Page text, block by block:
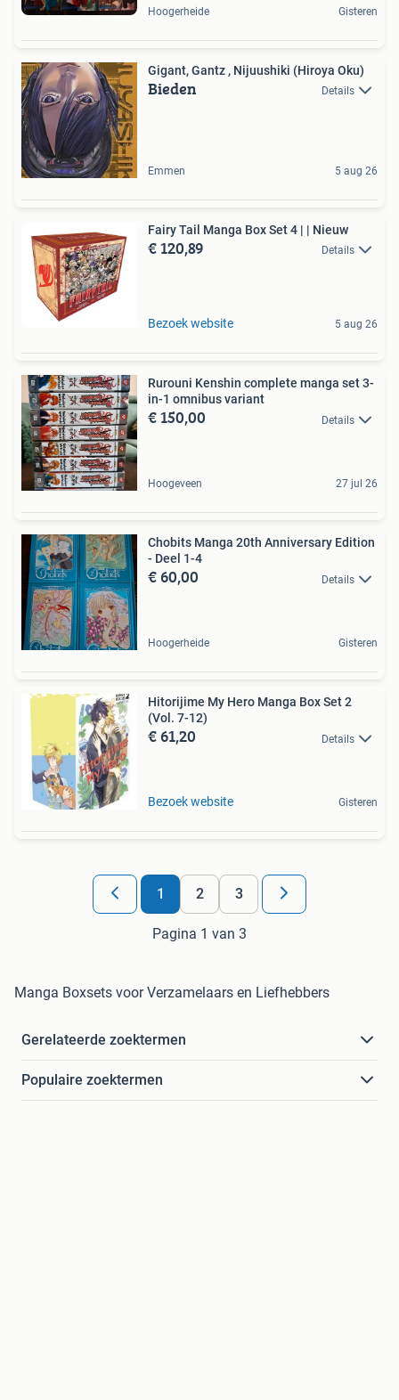
Hoogerheide Gisteren
Gigant, Gantz , Nijuushiki (Hiroya Oku)
Bieden Details
Emmen 5 aug 26
Fairy Tail Manga Box Set 4 | | Nieuw
€ 120,89 Details
Bezoek website 5 aug 26
Rurouni Kenshin complete manga set 3-
in-1 omnibus variant
€ 150,00 Details
Hoogeveen 27 jul 26
Chobits Manga 20th Anniversary Edition
- Deel 1-4
€ 60,00 Details
Hoogerheide Gisteren
Hitorijime My Hero Manga Box Set 2
(Vol. 7-12)
€ 61,20 Details
Bezoek website Gisteren
1 2 3
Pagina 1 van 3
Manga Boxsets voor Verzamelaars en Liefhebbers
Gerelateerde zoektermen
Populaire zoektermen